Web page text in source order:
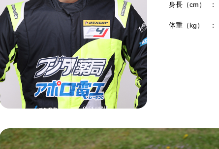
身長（cm） ：
体重（kg） ：